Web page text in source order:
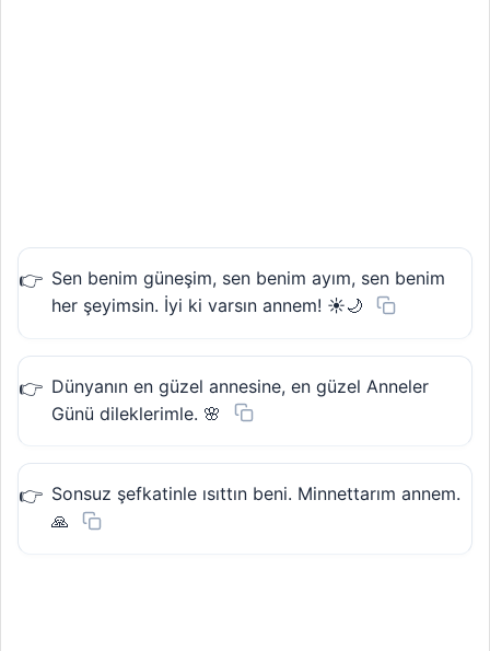
Sen benim güneşim, sen benim ayım, sen benim
her şeyimsin. İyi ki varsın annem! ☀️🌙
Dünyanın en güzel annesine, en güzel Anneler
Günü dileklerimle. 🌸
Sonsuz şefkatinle ısıttın beni. Minnettarım annem.
🙏